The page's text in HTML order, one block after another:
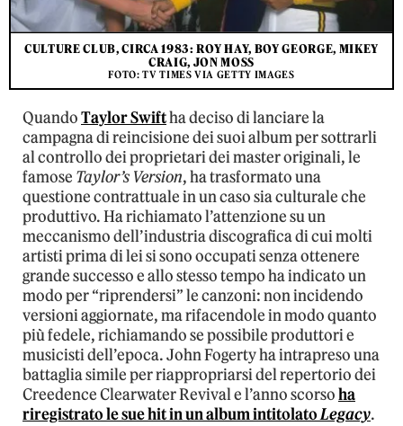
CULTURE CLUB, CIRCA 1983: ROY HAY, BOY GEORGE, MIKEY
CRAIG, JON MOSS
FOTO: TV TIMES VIA GETTY IMAGES
QuandoTaylor Swiftha deciso di lanciare la
campagna di reincisione dei suoi album per sottrarli
al controllo dei proprietari dei master originali, le
famose Taylor’s Version, ha trasformato una
questione contrattuale in un caso sia culturale che
produttivo. Ha richiamato l’attenzione su un
meccanismo dell’industria discografica di cui molti
artisti prima di lei si sono occupati senza ottenere
grande successo e allo stesso tempo ha indicato un
modo per “riprendersi” le canzoni: non incidendo
versioni aggiornate, ma rifacendole in modo quanto
più fedele, richiamando se possibile produttori e
musicisti dell’epoca. John Fogerty ha intrapreso una
battaglia simile per riappropriarsi del repertorio dei
Creedence Clearwater Revival e l’anno scorsoha
riregistrato le sue hit in un album intitolatoLegacy.